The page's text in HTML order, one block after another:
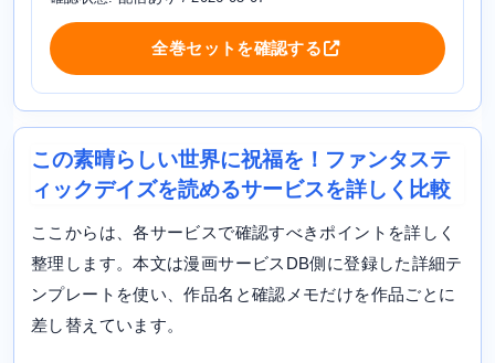
全巻セットを確認する
この素晴らしい世界に祝福を！ファンタステ
ィックデイズを読めるサービスを詳しく比較
ここからは、各サービスで確認すべきポイントを詳しく
整理します。本文は漫画サービスDB側に登録した詳細テ
ンプレートを使い、作品名と確認メモだけを作品ごとに
差し替えています。